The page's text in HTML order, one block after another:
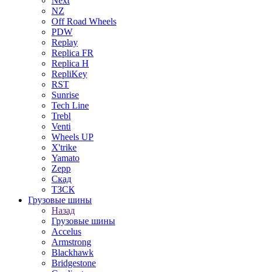
NZ
Off Road Wheels
PDW
Replay
Replica FR
Replica H
RepliKey
RST
Sunrise
Tech Line
Trebl
Venti
Wheels UP
X'trike
Yamato
Zepp
Скад
ТЗСК
Грузовые шины
Назад
Грузовые шины
Accelus
Armstrong
Blackhawk
Bridgestone